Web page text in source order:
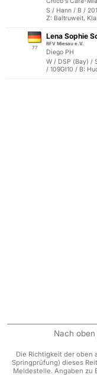
S / Hann / B /
Z: Baltruweit,
77
Lena Sophie
RFV Miesau e.V.
Diego PH
W / DSP (Bay) /
/ 109GI10 / B:
Nach oben
Die Richtigkeit der oben
Springprüfung) dieses
Meldestelle. Angaben zu